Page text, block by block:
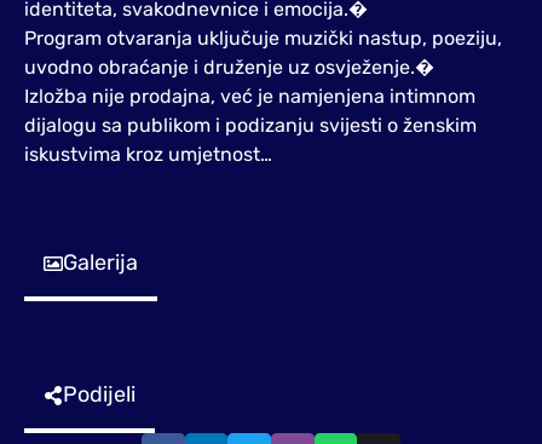
identiteta, svakodnevnice i emocija.�
Program otvaranja uključuje muzički nastup, poeziju,
uvodno obraćanje i druženje uz osvježenje.�
Izložba nije prodajna, već je namjenjena intimnom
dijalogu sa publikom i podizanju svijesti o ženskim
iskustvima kroz umjetnost…
Galerija
Podijeli